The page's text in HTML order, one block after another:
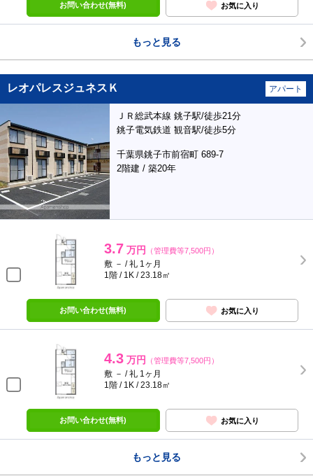
お問い合わせ(無料) お気に入り
もっと見る
レオパレスジュネスＫ アパート
ＪＲ総武本線 銚子駅/徒歩21分
銚子電気鉄道 観音駅/徒歩5分
千葉県銚子市前宿町 689-7
2階建 / 築20年
3.7 万円 （管理費等7,500円）
敷 － / 礼 1ヶ月
1階 / 1K / 23.18㎡
お問い合わせ(無料) お気に入り
4.3 万円 （管理費等7,500円）
敷 － / 礼 1ヶ月
1階 / 1K / 23.18㎡
お問い合わせ(無料) お気に入り
もっと見る